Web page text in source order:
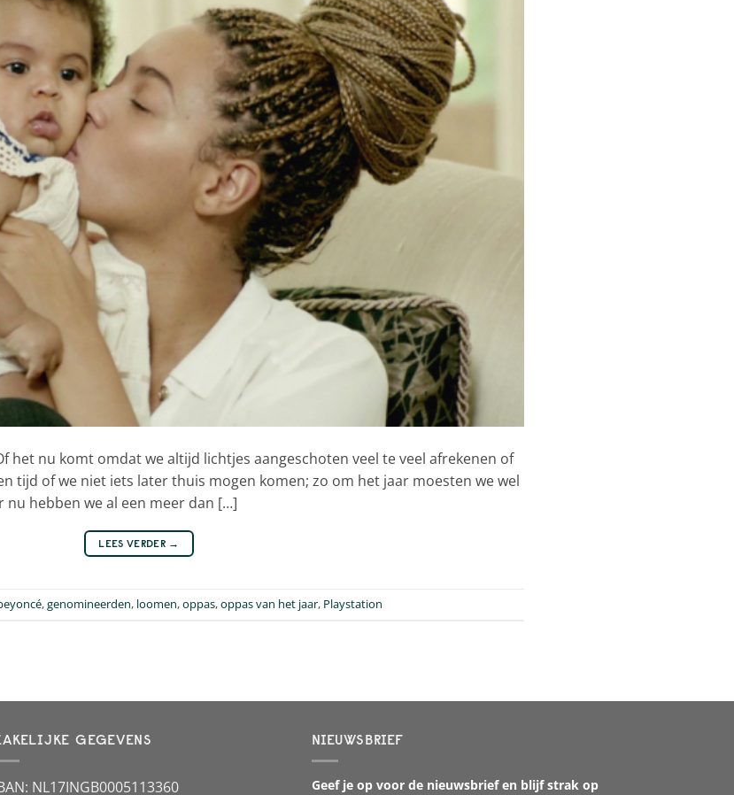
het nu komt omdat we altijd lichtjes aangeschoten veel te veel afrekenen of
tijd of we niet iets later thuis mogen komen; zo om het jaar moesten we wel
nu hebben we al een meer dan […]
LEES VERDER →
,genomineerden, loomen,oppas,oppas van het jaar, Playstation
GEGEVENS
NL17INGB0005113360
NIEUWSBRIEF
Geef je op voor de nieuwsbrief en blijf strak op